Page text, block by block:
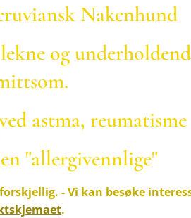
Nakenhund
og
astma, reumatisme
"allergivennlige"
- Vi kan besøke
.